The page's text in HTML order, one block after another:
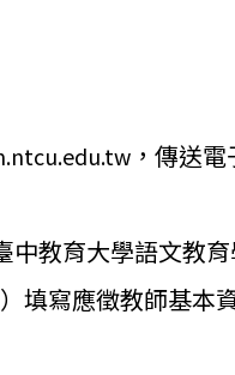
， 傳送電
中教育大學語文教
） 填寫應徵教師基本